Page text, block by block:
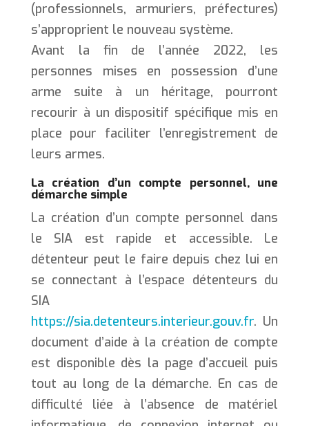
(professionnels, armuriers, préfectures)
s’approprient le nouveau système.
Avant la fin de l’année 2022, les
personnes mises en possession d’une
arme suite à un héritage, pourront
recourir à un dispositif spécifique mis en
place pour faciliter l’enregistrement de
leurs armes.
La création d’un compte personnel, une
démarche simple
La création d’un compte personnel dans
le SIA est rapide et accessible. Le
détenteur peut le faire depuis chez lui en
se connectant à l’espace détenteurs du
SIA
https://sia.detenteurs.interieur.gouv.fr. Un
document d’aide à la création de compte
est disponible dès la page d’accueil puis
tout au long de la démarche. En cas de
difficulté liée à l’absence de matériel